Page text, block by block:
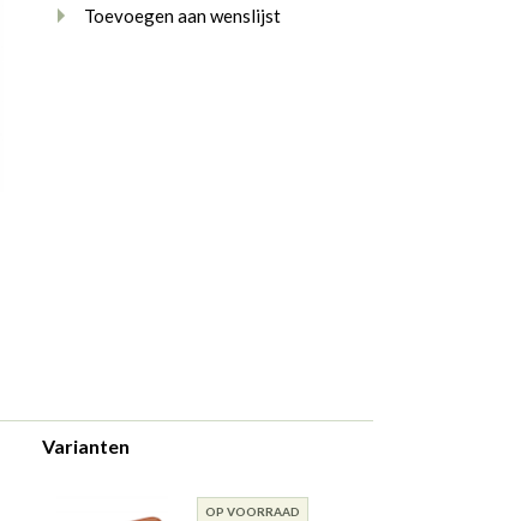
Toevoegen aan wenslijst
Varianten
OP VOORRAAD